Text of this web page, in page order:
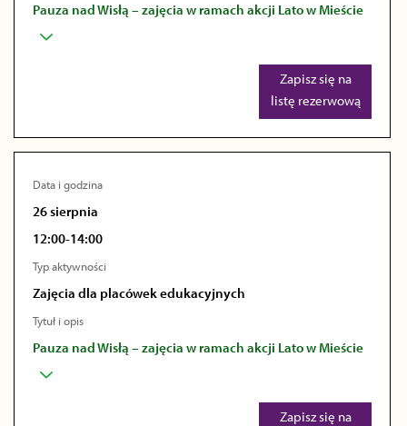
Pauza nad Wisłą – zajęcia w ramach akcji Lato w Mieście
Zapisz się na
listę rezerwową
Data i godzina
26 sierpnia
12:00-14:00
Typ aktywności
Zajęcia dla placówek edukacyjnych
Tytuł i opis
Pauza nad Wisłą – zajęcia w ramach akcji Lato w Mieście
Zapisz się na